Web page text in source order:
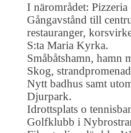
I närområdet:
Gångavstånd till
restauranger,
S:ta Maria Kyrka.
Småbåtshamn, hamn
Skog,
Nytt badhus samt
Djurpark.
Idrottsplats o
Golfklubb i